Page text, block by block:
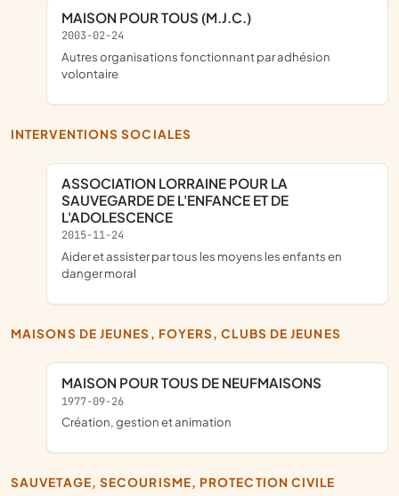
MAISON POUR TOUS (M.J.C.)
2003-02-24
Autres organisations fonctionnant par adhésion
volontaire
INTERVENTIONS SOCIALES
ASSOCIATION LORRAINE POUR LA
SAUVEGARDE DE L'ENFANCE ET DE
L'ADOLESCENCE
2015-11-24
Aider et assister par tous les moyens les enfants en
danger moral
MAISONS DE JEUNES, FOYERS, CLUBS DE JEUNES
MAISON POUR TOUS DE NEUFMAISONS
1977-09-26
création, gestion et animation
SAUVETAGE, SECOURISME, PROTECTION CIVILE